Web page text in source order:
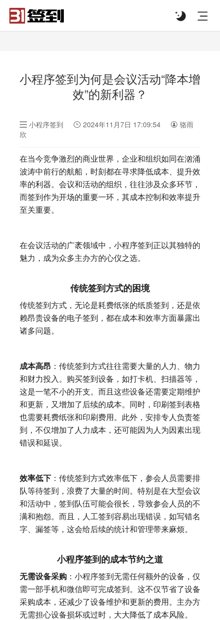
小程序签到为何是会议活动“降本增
效”的新利器？
小程序签到 2024年11月7日 17:09:54
骆雨
欣
在当今竞争激烈的商业世界，企业和组织如同在汹涌
波涛中前行的航船，时刻都在寻求降低成本、提升效
率的利器。 会议和活动的组织，往往涉及众多环节，
而签到作为开场的重要一环，其成本控制和效率提升
至关重要。
在会议活动的广袤领域中，小程序签到正以其独特的
魅力，成为众多主办方的心仪之选。
传统签到方式的困境
传统签到方式，无论是耗费纸张的纸质签到，还是依
赖昂贵设备的电子签到，都在成本和效率方面暴露出
诸多问题。
成本高昂 ：传统签到方式往往需要大量的人力、物力
和财力投入。购买签到设备，如打卡机、扫描器等，
这是一笔不小的开支。而且这些设备还需要定期维护
和更新，又增加了后续的成本。同时，印刷签到表格
也需要耗费纸张和印刷费用。此外，安排专人负责签
到，不仅增加了人力成本，还可能因为人为因素出现
错误和延误。
效率低下 ：传统签到方式效率低下，参会人员需要排
队等待签到，浪费了大量的时间。特别是在大型会议
和活动中，签到队伍可能会很长，导致参会人员的不
满和抱怨。而且，人工签到容易出现错误，如写错名
字、漏签等，这会给后续的统计和管理带来麻烦。
小程序签到的成本节约之道
无需设备采购 ：小程序签到无需任何额外的设备，仅
需一部手机和微信即可完成签到。这不仅节省了设备
采购成本，还减少了设备维护和更新的费用。主办方
无需担心设备损坏或过时，大大降低了成本风险。